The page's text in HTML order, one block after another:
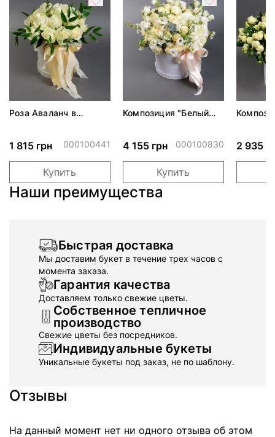
Роза Аваланч в
1 815 грн 000100441
Купить
Композиция "Белый
4 155 грн 000100830
Купить
2 935
Наши преимущества
Быстрая доставка
Мы доставим букет в течение трех часов с
момента заказа.
Гарантия качества
Доставляем только свежие цветы.
Собственное тепличное
производство
Свежие цветы без посредников.
Индивидуальные букеты
Уникальные букеты под заказ, не по шаблону.
Отзывы
На данный момент нет ни одного отзыва об этом